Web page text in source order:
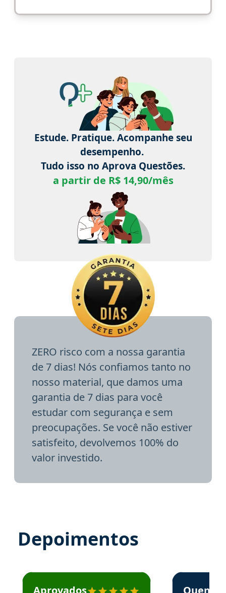
Estude. Pratique. Acompanhe seu
desempenho.
Tudo isso no Aprova Questões.
a partir de R$ 14,90/mês
ZERO risco com a nossa garantia
de 7 dias! Nós confiamos tanto no
nosso material, que damos uma
garantia de 7 dias para você
estudar com segurança e sem
preocupações. Se você não estiver
satisfeito, devolvemos 100% do
valor investido.
Depoimentos
Estudante José recomenda o Aprova Concursos em
Estudante